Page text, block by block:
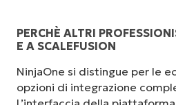
PERCHÈ ALTRI
E A SCALEFUSION
NinjaOne si distingue per le
opzioni di integrazione
"NinjaOne è
fluida a